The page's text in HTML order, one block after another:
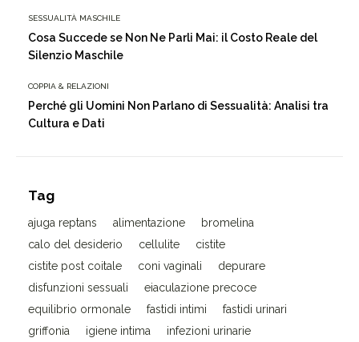
SESSUALITÀ MASCHILE
Cosa Succede se Non Ne Parli Mai: il Costo Reale del
Silenzio Maschile
COPPIA & RELAZIONI
Perché gli Uomini Non Parlano di Sessualità: Analisi tra
Cultura e Dati
Tag
ajuga reptans alimentazione
bromelina
calo del desiderio
cellulite
cistite
cistite post coitale
coni vaginali
depurare
disfunzioni sessuali
eiaculazione precoce
equilibrio ormonale
fastidi intimi
fastidi urinari
griffonia
igiene intima
infezioni urinarie